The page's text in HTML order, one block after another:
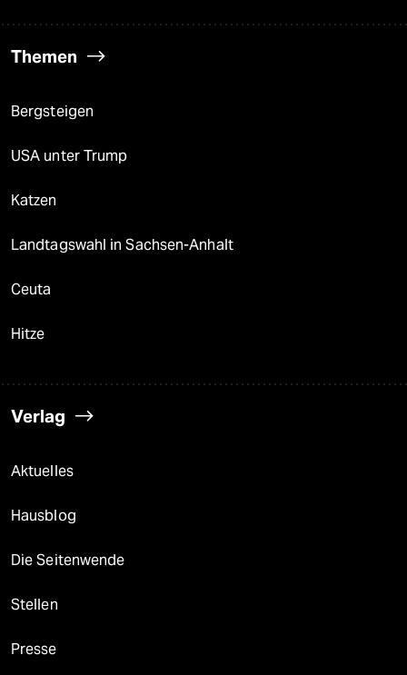
Themen
Bergsteigen
USA unter Trump
Katzen
Landtagswahl in Sachsen-Anhalt
Ceuta
Hitze
Verlag
Aktuelles
Hausblog
Die Seitenwende
Stellen
Presse